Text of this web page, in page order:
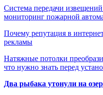
Система передачи
мониторинг пожарной
Почему репутация в
рекламы
Натяжные потолки
что нужно знать перед
Два рыбака утонули на